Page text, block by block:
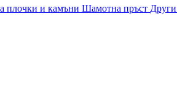
плочки и камъни Шамотна пръст Други